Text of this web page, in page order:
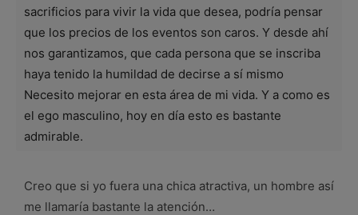
sacrificios para vivir la vida que desea, podría pensar
que los precios de los eventos son caros. Y desde ahí
nos garantizamos, que cada persona que se inscriba
haya tenido la humildad de decirse a sí mismo
Necesito mejorar en esta área de mi vida. Y a como es
el ego masculino, hoy en día esto es bastante
admirable.
Creo que si yo fuera una chica atractiva, un hombre así
me llamaría bastante la atención…